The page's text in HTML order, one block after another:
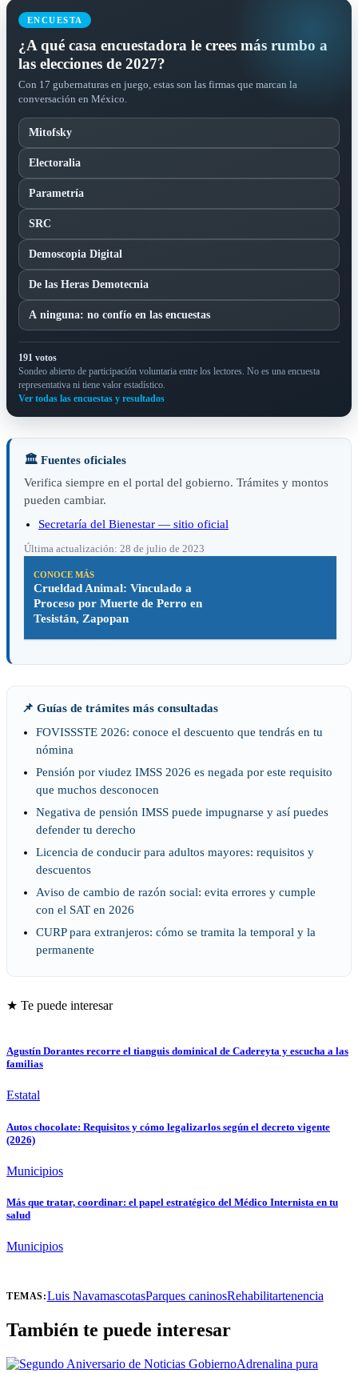
ENCUESTA
¿A qué casa encuestadora le crees más rumbo a
las elecciones de 2027?
Con 17 gubernaturas en juego, estas son las firmas que marcan la
conversación en México.
Mitofsky
Electoralia
Parametría
SRC
Demoscopia Digital
De las Heras Demotecnia
A ninguna: no confío en las encuestas
191 votos
Sondeo abierto de participación voluntaria entre los lectores. No es una encuesta
representativa ni tiene valor estadístico.
Ver todas las encuestas y resultados
🏛️ Fuentes oficiales
Verifica siempre en el portal del gobierno. Trámites y montos
pueden cambiar.
Secretaría del Bienestar — sitio oficial
Última actualización: 28 de julio de 2023
CONOCE MÁS
Crueldad Animal: Vinculado a
Proceso por Muerte de Perro en
Tesistán, Zapopan
📌 Guías de trámites más consultadas
FOVISSSTE 2026: conoce el descuento que tendrás en tu
nómina
Pensión por viudez IMSS 2026 es negada por este requisito
que muchos desconocen
Negativa de pensión IMSS puede impugnarse y así puedes
defender tu derecho
Licencia de conducir para adultos mayores: requisitos y
descuentos
Aviso de cambio de razón social: evita errores y cumple
con el SAT en 2026
CURP para extranjeros: cómo se tramita la temporal y la
permanente
★ Te puede interesar
Agustín Dorantes recorre el tianguis dominical de Cadereyta y escucha a las
familias
Estatal
Autos chocolate: Requisitos y cómo legalizarlos según el decreto vigente
(2026)
Municipios
Más que tratar, coordinar: el papel estratégico del Médico Internista en tu
salud
Municipios
TEMAS:Luis NavamascotasParques caninosRehabilitartenencia
También te puede interesar
Adrenalina pura